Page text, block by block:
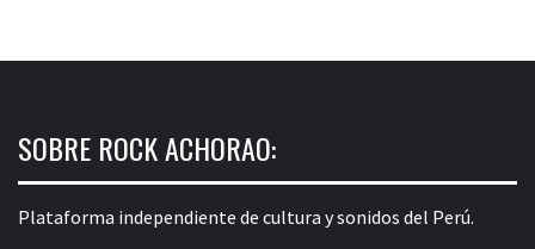
SOBRE ROCK ACHORAO:
Plataforma independiente de cultura y sonidos del Perú.